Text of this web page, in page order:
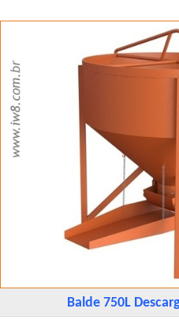
Balde 750L